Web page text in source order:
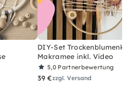
DIY-Set
Makramee inkl. Video
5,0 Partnerbewertung
39 €zzgl. Versand